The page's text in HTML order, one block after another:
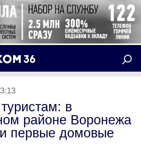
в
районе Воронежа
первые домовые